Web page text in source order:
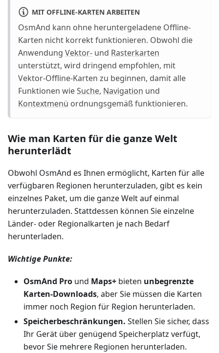
MIT OFFLINE-KARTEN ARBEITEN
OsmAnd kann ohne heruntergeladene Offline-
Karten nicht korrekt funktionieren. Obwohl die
Anwendung Vektor- und Rasterkarten
unterstützt, wird dringend empfohlen, mit
Vektor-Offline-Karten zu beginnen, damit alle
Funktionen wieSuche, Navigation und
Kontextmenü ordnungsgemäß funktionieren.
Wie man Karten für die ganze Welt
herunterlädt
Obwohl OsmAnd es Ihnen ermöglicht, Karten für alle
verfügbaren Regionen herunterzuladen, gibt es kein
einzelnes Paket, um die ganze Welt auf einmal
herunterzuladen. Stattdessen können Sie einzelne
Länder- oder Regionalkarten je nach Bedarf
herunterladen.
Wichtige Punkte:
OsmAnd Pro und Maps+ bieten unbegrenzte
Karten-Downloads, aber Sie müssen die Karten
immer noch Region für Region herunterladen.
Speicherbeschränkungen. Stellen Sie sicher, dass
Ihr Gerät über genügend Speicherplatz verfügt,
bevor Sie mehrere Regionen herunterladen.